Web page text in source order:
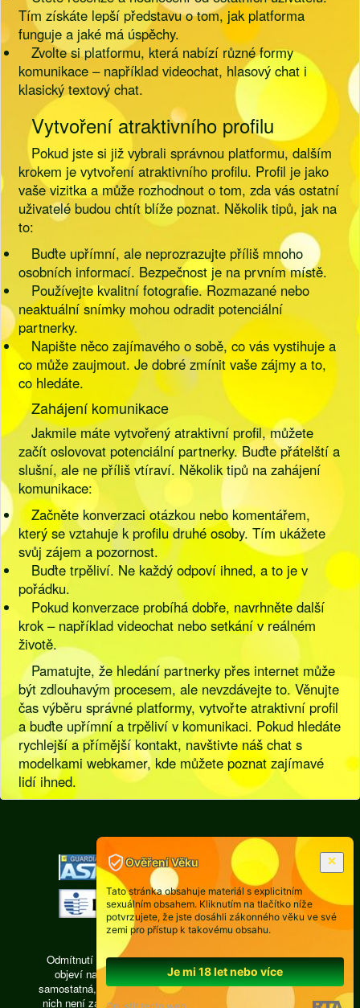
Tím získáte lepší představu o tom, jak platforma
funguje a jaké má úspěchy.
Zvolte si platformu, která nabízí různé formy
komunikace – například videochat, hlasový chat i
klasický textový chat.
Vytvoření atraktivního profilu
Pokud jste si již vybrali správnou platformu, dalším
krokem je vytvoření atraktivního profilu. Profil je jako
vaše vizitka a může rozhodnout o tom, zda vás ostatní
uživatelé budou chtít blíže poznat. Několik tipů, jak na
to:
Buďte upřímní, ale neprozrazujte příliš mnoho
osobních informací. Bezpečnost je na prvním místě.
Používejte kvalitní fotografie. Rozmazané nebo
neaktuální snímky mohou odradit potenciální
partnerky.
Napište něco zajímavého o sobě, co vás vystihuje a
co může zaujmout. Je dobré zmínit vaše zájmy a to,
co hledáte.
Zahájení komunikace
Jakmile máte vytvořený atraktivní profil, můžete
začít oslovovat potenciální partnerky. Buďte přátelští a
slušní, ale ne příliš vtíraví. Několik tipů na zahájení
komunikace:
Začněte konverzaci otázkou nebo komentářem,
který se vztahuje k profilu druhé osoby. Tím ukážete
svůj zájem a pozornost.
Buďte trpěliví. Ne každý odpoví ihned, a to je v
pořádku.
Pokud konverzace probíhá dobře, navrhněte další
krok – například videochat nebo setkání v reálném
životě.
Pamatujte, že hledání partnerky přes internet může
být zdlouhavým procesem, ale nevzdávejte to. Věnujte
čas výběru správné platformy, vytvořte atraktivní profil
a buďte upřímní a trpěliví v komunikaci. Pokud hledáte
rychlejší a přímější kontakt, navštivte náš chat s
modelkami webkamer, kde můžete poznat zajímavé
lidí ihned.
]
Odmítnutí odpovědnosti: Každá osoba, jejíž fotografie se
objeví na videochatu isexy.cz, je právně zodpovědná,
samostatná, pracuje ze vzdálené privátní místnosti, žádná z
nich není zaměstnancem a subdodavatelům provozovatele
Ověření Věku
Tato stránka obsahuje materiál s explicitním
sexuálním obsahem. Kliknutím na tlačítko níže
potvrzujete, že jste dosáhli zákonného věku ve své
zemi pro přístup k takovému obsahu.
Je mi 18 let nebo více